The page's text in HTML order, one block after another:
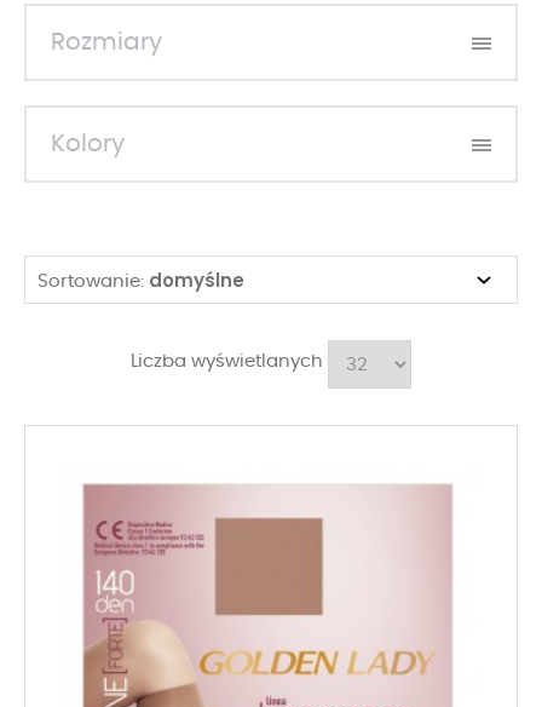
Rozmiary
Kolory
Sortowanie: domyślne
Liczba wyświetlanych